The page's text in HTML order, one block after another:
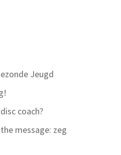
Jeugd
coach?
message: zeg